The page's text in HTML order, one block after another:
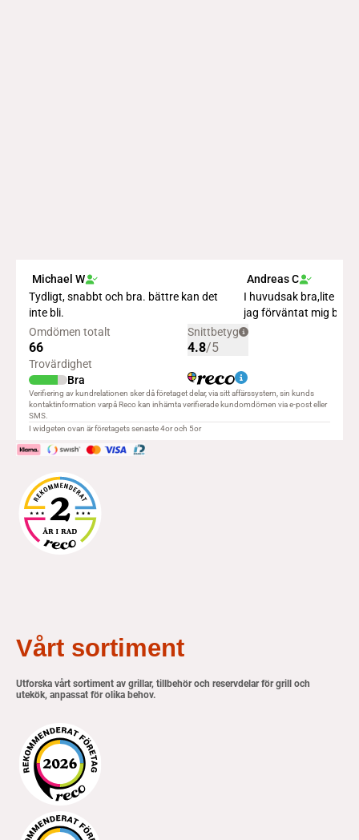
Vårt sortiment
Utforska vårt sortiment av grillar, tillbehör och reservdelar för grill och
utekök, anpassat för olika behov.